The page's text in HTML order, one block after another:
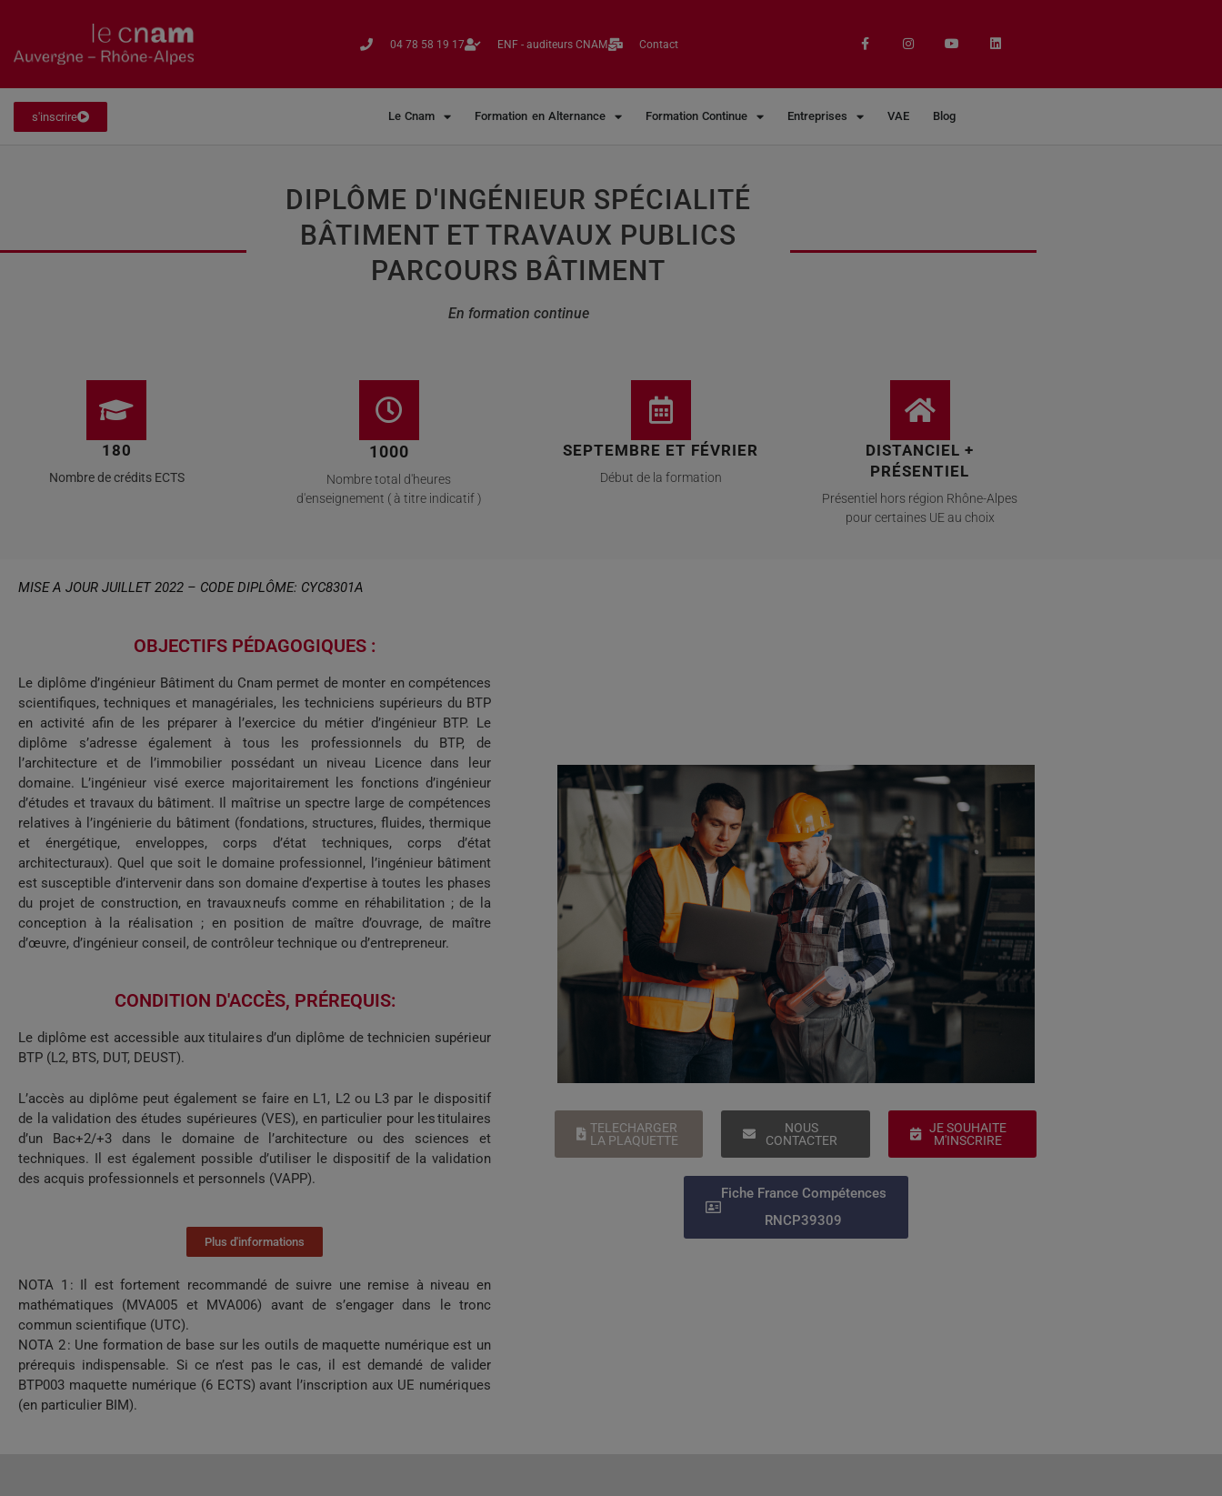
04 78 58 19 17​ ENF - auditeurs CNAM Contact
s'inscrire Le Cnam Formation en Alternance Formation Continue Entreprises VAE Blog
DIPLÔME D'INGÉNIEUR SPÉCIALITÉ
BÂTIMENT ET TRAVAUX PUBLICS
PARCOURS BÂTIMENT
En formation continue
180
Nombre de crédits ECTS
1000
Nombre total d'heures
d'enseignement ( à titre indicatif )
SEPTEMBRE ET FÉVRIER
Début de la formation
DISTANCIEL +
PRÉSENTIEL
Présentiel hors région Rhône-Alpes
pour certaines UE au choix
MISE A JOUR JUILLET 2022 – CODE DIPLÔME: CYC8301A
OBJECTIFS PÉDAGOGIQUES :
Le diplôme d’ingénieur Bâtiment du Cnam permet de monter en compétences
scientifiques, techniques et managériales, les techniciens supérieurs du BTP
en activité afin de les préparer à l’exercice du métier d’ingénieur BTP. Le
diplôme s’adresse également à tous les professionnels du BTP, de
l’architecture et de l’immobilier possédant un niveau Licence dans leur
domaine. L’ingénieur visé exerce majoritairement les fonctions d’ingénieur
d’études et travaux du bâtiment. Il maîtrise un spectre large de compétences
relatives à l’ingénierie du bâtiment (fondations, structures, fluides, thermique
et énergétique, enveloppes, corps d’état techniques, corps d’état
architecturaux). Quel que soit le domaine professionnel, l’ingénieur bâtiment
est susceptible d’intervenir dans son domaine d’expertise à toutes les phases
du projet de construction, en travaux neufs comme en réhabilitation ; de la
conception à la réalisation ; en position de maître d’ouvrage, de maître
d’œuvre, d’ingénieur conseil, de contrôleur technique ou d’entrepreneur.
CONDITION D'ACCÈS, PRÉREQUIS:​
Le diplôme est accessible aux titulaires d’un diplôme de technicien supérieur
BTP (L2, BTS, DUT, DEUST).
L’accès au diplôme peut également se faire en L1, L2 ou L3 par le dispositif
de la validation des études supérieures (VES), en particulier pour les titulaires
d’un Bac+2/+3 dans le domaine de l’architecture ou des sciences et
techniques. Il est également possible d’utiliser le dispositif de la validation
des acquis professionnels et personnels (VAPP).
Plus d'informations
NOTA 1 : Il est fortement recommandé de suivre une remise à niveau en
mathématiques (MVA005 et MVA006) avant de s’engager dans le tronc
commun scientifique (UTC).
NOTA 2 : Une formation de base sur les outils de maquette numérique est un
prérequis indispensable. Si ce n’est pas le cas, il est demandé de valider
BTP003 maquette numérique (6 ECTS) avant l’inscription aux UE numériques
(en particulier BIM).
TELECHARGER
LA PLAQUETTE
NOUS
CONTACTER
JE SOUHAITE
M'INSCRIRE
Fiche France Compétences
RNCP39309